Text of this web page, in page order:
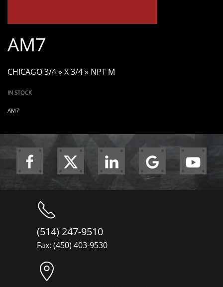
AM7
CHICAGO 3/4 » X 3/4 » NPT M
IN STOCK
AM7
(514) 247-9510
Fax: (450) 403-9530